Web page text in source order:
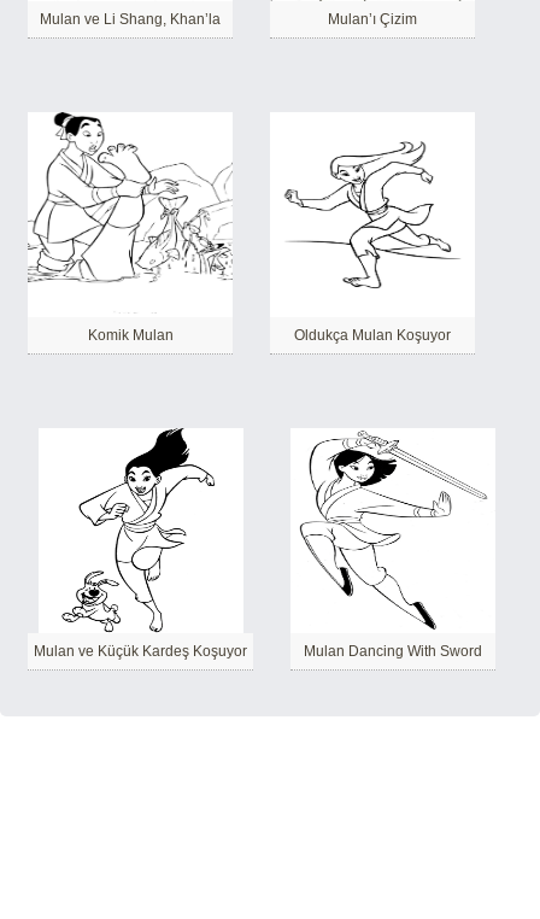
Mulan ve Li Shang, Khan’la Mulan’ı Çizim
Komik Mulan Oldukça Mulan Koşuyor
Mulan ve Küçük Kardeş Koşuyor Mulan Dancing With Sword